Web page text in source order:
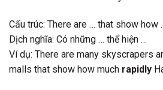
Cấu trúc: There are … that show how
Dịch nghĩa: Có những … thể hiện …
Ví dụ: There are many skyscrapers
malls that show how much rapidly